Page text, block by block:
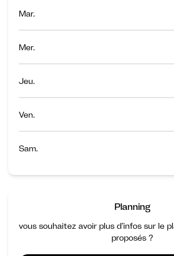
Planning
vous souhaitez avoir plus d’infos sur le
proposés ?
Mar.
Mer.
Jeu.
Ven.
Sam.